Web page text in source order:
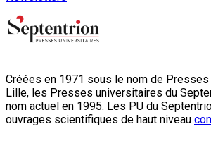
Créées en 1971 sous le nom de
Lille, les Presses universitaires du
nom actuel en 1995. Les PU du
ouvrages scientifiques de haut niveau